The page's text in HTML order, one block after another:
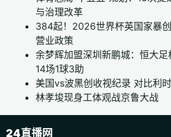
与治理改革
384起！2026世界杯英国家暴
营业政策
余梦辉加盟深圳新鹏城：恒大
14场1球3助
美国vs波黑创收视纪录 对比利
林孝埈现身工体观战京鲁大战
24直播网